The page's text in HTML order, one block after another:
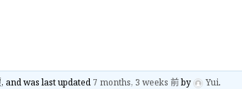
and was last updated 7 months, 3 weeks 前by Yui.